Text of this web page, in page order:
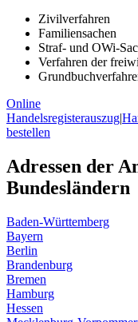
Zivilverfahren
Familiensachen
Straf- und OWi-
Verfahren der
Online
Handelsregisterauszug|
bestellen
Adressen der
Bundesländern
Baden-Württemberg
Bayern
Berlin
Brandenburg
Bremen
Hamburg
Hessen